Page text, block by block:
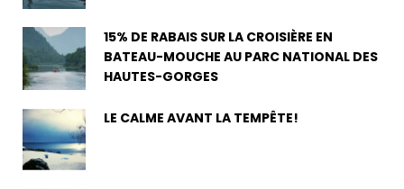
15% DE RABAIS SUR LA CROISIÈRE EN
BATEAU-MOUCHE AU PARC NATIONAL DES
HAUTES-GORGES
LE CALME AVANT LA TEMPÊTE!